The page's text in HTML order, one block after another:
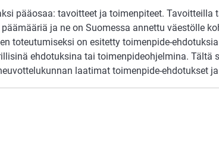
pääosaa: tavoitteet ja toimenpiteet. Tavoitteilla
ja ne on Suomessa annettu väestölle
toteutumiseksi on esitetty toimenpide-
ehdotuksina tai toimenpideohjelmina. Tältä
laatimat toimenpide-ehdotukset